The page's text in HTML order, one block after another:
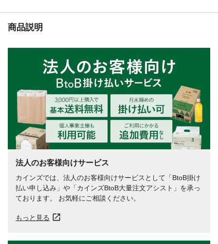
商品説明
法人のお客様向けサービス
カインズでは、法人のお客様向けサービスとして「BtoB掛け
払い申し込み」や「カインズBtoB大量注文アシスト」を承っ
ております。 お気軽にご相談ください。
もっと見る